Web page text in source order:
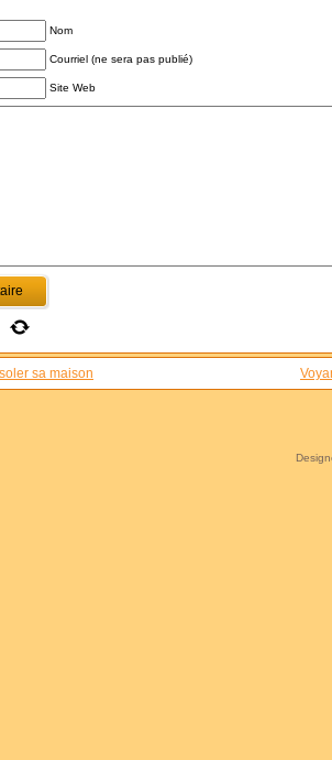
Nom
Courriel (ne sera pas publié)
Site Web
sa maison